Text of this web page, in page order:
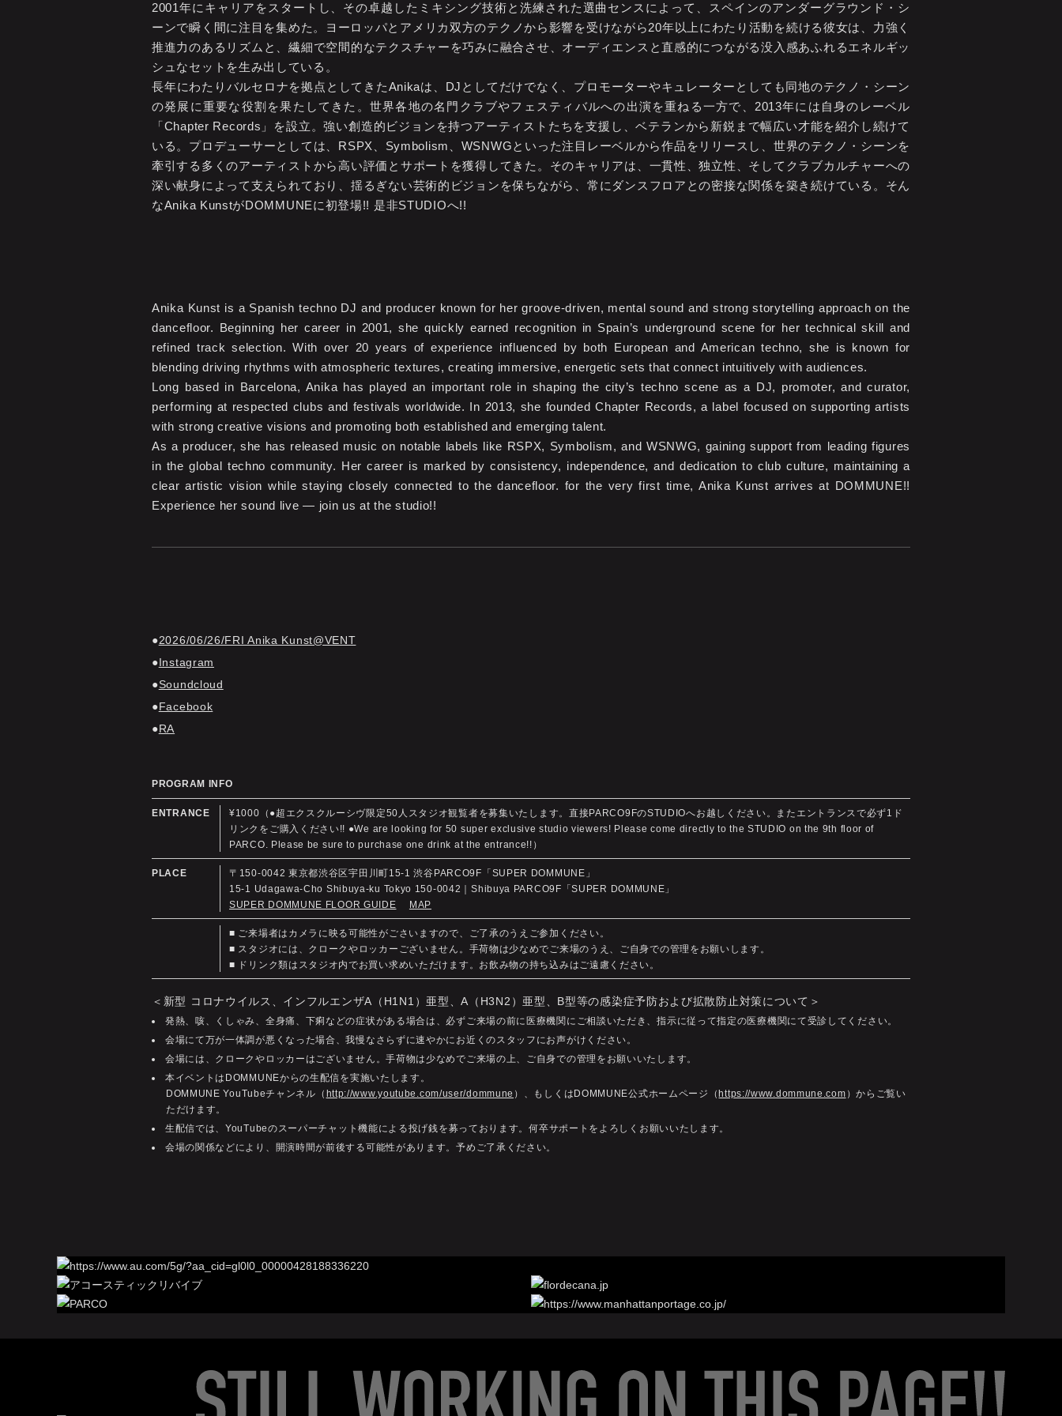
2001年にキャリアをスタートし、その卓越したミキシング技術と洗練された選曲センスによって、スペインのアンダーグラウンド・シ
ーンで瞬く間に注目を集めた。ヨーロッパとアメリカ双方のテクノから影響を受けながら20年以上にわたり活動を続ける彼女は、力強く
推進力のあるリズムと、繊細で空間的なテクスチャーを巧みに融合させ、オーディエンスと直感的につながる没入感あふれるエネルギッ
シュなセットを生み出している。
長年にわたりバルセロナを拠点としてきたAnikaは、DJとしてだけでなく、プロモーターやキュレーターとしても同地のテクノ・シーン
の発展に重要な役割を果たしてきた。世界各地の名門クラブやフェスティバルへの出演を重ねる一方で、2013年には自身のレーベル
「Chapter Records」を設立。強い創造的ビジョンを持つアーティストたちを支援し、ベテランから新鋭まで幅広い才能を紹介し続けて
いる。プロデューサーとしては、RSPX、Symbolism、WSNWGといった注目レーベルから作品をリリースし、世界のテクノ・シーンを
牽引する多くのアーティストから高い評価とサポートを獲得してきた。そのキャリアは、一貫性、独立性、そしてクラブカルチャーへの
深い献身によって支えられており、揺るぎない芸術的ビジョンを保ちながら、常にダンスフロアとの密接な関係を築き続けている。そん
なAnika KunstがDOMMUNEに初登場!! 是非STUDIOへ!!
Anika Kunst is a Spanish techno DJ and producer known for her groove-driven, mental sound and strong storytelling approach on the
dancefloor. Beginning her career in 2001, she quickly earned recognition in Spain’s underground scene for her technical skill and
refined track selection. With over 20 years of experience influenced by both European and American techno, she is known for
blending driving rhythms with atmospheric textures, creating immersive, energetic sets that connect intuitively with audiences.
Long based in Barcelona, Anika has played an important role in shaping the city’s techno scene as a DJ, promoter, and curator,
performing at respected clubs and festivals worldwide. In 2013, she founded Chapter Records, a label focused on supporting artists
with strong creative visions and promoting both established and emerging talent.
As a producer, she has released music on notable labels like RSPX, Symbolism, and WSNWG, gaining support from leading figures
in the global techno community. Her career is marked by consistency, independence, and dedication to club culture, maintaining a
clear artistic vision while staying closely connected to the dancefloor. for the very first time, Anika Kunst arrives at DOMMUNE!!
Experience her sound live — join us at the studio!!
2026/06/26/FRI Anika Kunst@VENT
Instagram
Soundcloud
Facebook
RA
PROGRAM INFO
ENTRANCE
¥1000（●超エクスクルーシヴ限定50人スタジオ観覧者を募集いたします。直接PARCO9FのSTUDIOへお越しください。またエントランスで必ず1ド
リンクをご購入ください!! ●We are looking for 50 super exclusive studio viewers! Please come directly to the STUDIO on the 9th floor of
PARCO. Please be sure to purchase one drink at the entrance!!）
PLACE
〒150-0042 東京都渋谷区宇田川町15-1 渋谷PARCO9F「SUPER DOMMUNE」
15-1 Udagawa-Cho Shibuya-ku Tokyo 150-0042｜Shibuya PARCO9F「SUPER DOMMUNE」
SUPER DOMMUNE FLOOR GUIDE
MAP
■ ご来場者はカメラに映る可能性がごさいますので、ご了承のうえご参加ください。
■ スタジオには、クロークやロッカーございません。手荷物は少なめでご来場のうえ、ご自身での管理をお願いします。
■ ドリンク類はスタジオ内でお買い求めいただけます。お飲み物の持ち込みはご遠慮ください。
＜新型 コロナウイルス、インフルエンザA（H1N1）亜型、A（H3N2）亜型、B型等の感染症予防および拡散防止対策について＞
発熱、咳、くしゃみ、全身痛、下痢などの症状がある場合は、必ずご来場の前に医療機関にご相談いただき、指示に従って指定の医療機関にて受診してください。
会場にて万が一体調が悪くなった場合、我慢なさらずに速やかにお近くのスタッフにお声がけください。
会場には、クロークやロッカーはございません。手荷物は少なめでご来場の上、ご自身での管理をお願いいたします。
本イベントはDOMMUNEからの生配信を実施いたします。
DOMMUNE YouTubeチャンネル（ http://www.youtube.com/user/dommune ）、もしくはDOMMUNE公式ホームページ（https://www.dommune.com ）からご覧い
ただけます。
生配信では、YouTubeのスーパーチャット機能による投げ銭を募っております。何卒サポートをよろしくお願いいたします。
会場の関係などにより、開演時間が前後する可能性があります。予めご了承ください。